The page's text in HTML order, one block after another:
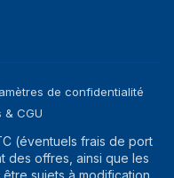
de confidentialité
& CGU
(éventuels frais de port
des offres, ainsi que les
sujets à modification.